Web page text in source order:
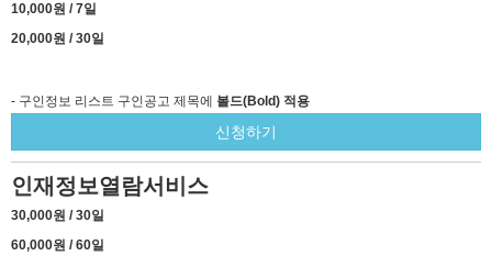
10,000원 / 7일
20,000원 / 30일
- 구인정보 리스트 구인공고 제목에 볼드(Bold) 적용
신청하기
인재정보열람서비스
30,000원 / 30일
60,000원 / 60일